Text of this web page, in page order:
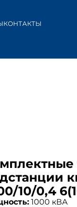
КОНТАКТЫ
10/0,4
1000 кВА